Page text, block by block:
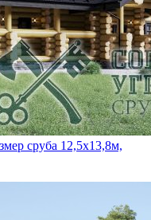
сруба 12,5х13,8м,